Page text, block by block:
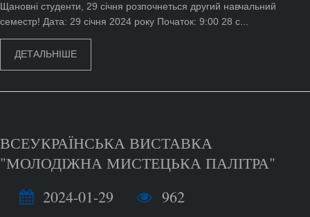
Щановні студенти, 29 січня розпочнеться другий навчальний
семестр! Дата: 29 січня 2024 року Початок: 9:00 28 с...
ДЕТАЛЬНІШЕ
ВСЕУКРАЇНСЬКА ВИСТАВКА
"МОЛОДІЖНА МИСТЕЦЬКА ПАЛІТРА"
2024-01-29
962